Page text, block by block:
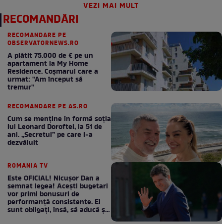
VEZI MAI MULT
RECOMANDĂRI
RECOMANDARE PE
OBSERVATORNEWS.RO
A plătit 75.000 de € pe un
apartament la My Home
Residence. Coşmarul care a
urmat: "Am început să
tremur"
RECOMANDARE PE AS.RO
Cum se menţine în formă soţia
lui Leonard Doroftei, la 51 de
ani. „Secretul” pe care l-a
dezvăluit
ROMANIA TV
Este OFICIAL! Nicușor Dan a
semnat legea! Acești bugetari
vor primi bonusuri de
performanță consistente. Ei
sunt obligați, însă, să aducă și